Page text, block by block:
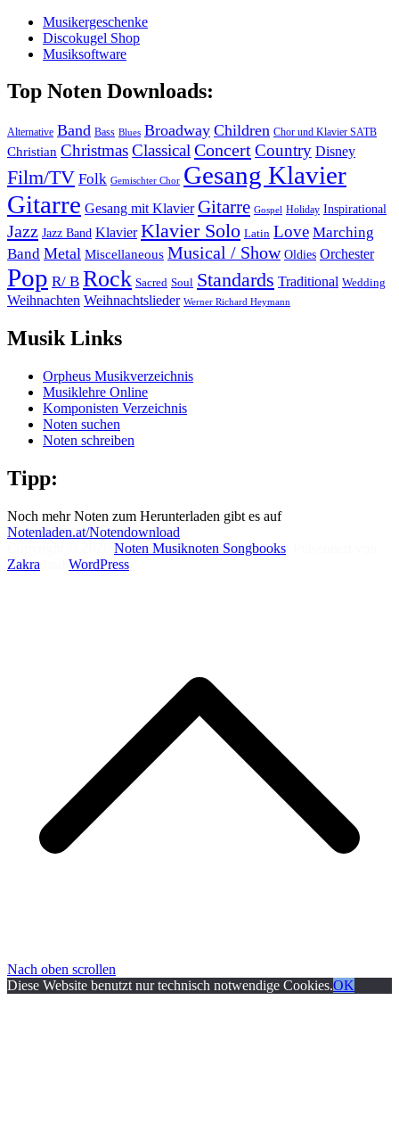
Musikergeschenke
Discokugel Shop
Musiksoftware
Top Noten Downloads:
Alternative Band Bass Blues Broadway Children Chor und Klavier SATB
Christian ChristmasClassicalConcertCountry Disney
Film/TV Folk Gemischter Chor Gesang Klavier
Gitarre Gesang mit Klavier Gitarre Gospel Holiday Inspirational
Jazz Jazz Band Klavier Klavier Solo Latin Love Marching
Band Metal Miscellaneous Musical / Show Oldies Orchester
Pop R/ B Rock Sacred Soul Standards Traditional Wedding
Weihnachten Weihnachtslieder Werner Richard Heymann
Musik Links
Orpheus Musikverzeichnis
Musiklehre Online
Komponisten Verzeichnis
Noten suchen
Noten schreiben
Tipp:
Noch mehr Noten zum Herunterladen gibt es auf
Notenladen.at/Notendownload
Noten Musiknoten Songbooks
Zakra
WordPress
Nach oben scrollen
Diese Website benutzt nur technisch notwendige Cookies.OK